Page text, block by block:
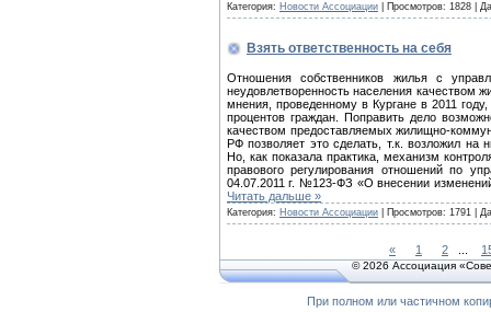
Категория: Новости Ассоциации | Просмотров: 1828 |
Взять ответственность на себя
Отношения собственников жилья с
неудовлетворенность населения качеством
мнения, проведенному в Кургане в 2011
процентов граждан. Поправить дело
качеством предоставляемых жилищно-
РФ позволяет это сделать, т.к. возложил
Но, как показала практика, механизм
правового регулирования отношений по
04.07.2011 г. №123-ФЗ «О внесении
Читать дальше »
Категория: Новости Ассоциации | Просмотров: 1791 |
« 1 2
© 2026 Ассоциация
При полном или частичном